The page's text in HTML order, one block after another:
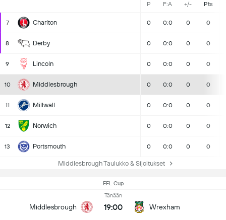
P F:A +/- Pts
7 Charlton 0 0:0 0 0
8 Derby 0 0:0 0 0
9 Lincoln 0 0:0 0 0
10 Middlesbrough 0 0:0 0 0
11 Millwall 0 0:0 0 0
12 Norwich 0 0:0 0 0
13 Portsmouth 0 0:0 0 0
Middlesbrough Taulukko & Sijoitukset
EFL Cup
Middlesbrough
Tänään
19:00 Wrexham